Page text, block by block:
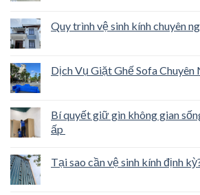
Quy trình vệ sinh kính chuyên
Dịch Vụ Giặt Ghế Sofa
Bí quyết giữ gìn không gian
ấp
Tại sao cần vệ sinh kính định